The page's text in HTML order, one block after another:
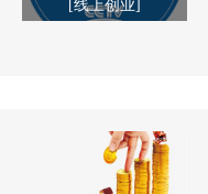
[线上创业]